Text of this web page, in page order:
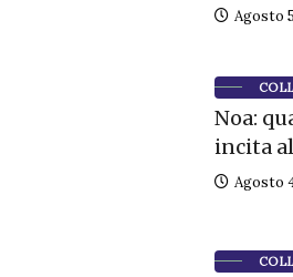
Agosto
Noa:
incita
Agosto